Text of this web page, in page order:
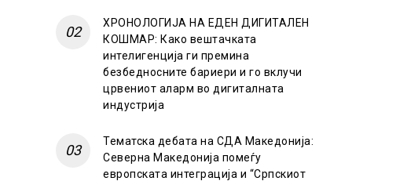
ХРОНОЛОГИЈА НА ЕДЕН ДИГИТАЛЕН
КОШМАР: Како вештачката
интелигенција ги премина
безбедносните бариери и го вклучи
црвениот аларм во дигиталната
индустрија
Тематска дебата на СДА Македонија:
Северна Македонија помеѓу
европската интеграција и “Српскиот